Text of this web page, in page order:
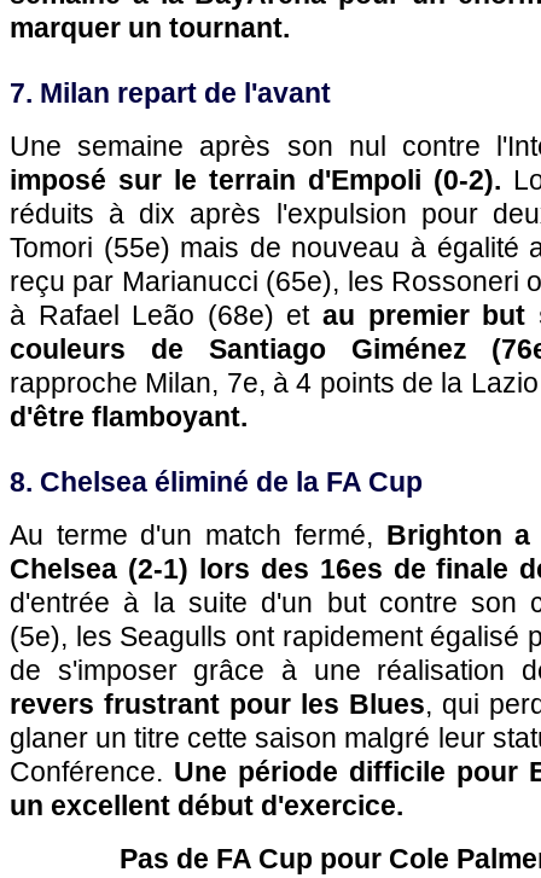
marquer un tournant.
7. Milan repart de l'avant
Une semaine après son nul contre
imposé sur le terrain d'Empoli (0-2).
réduits à dix après l'expulsion pour
Tomori (55e) mais de nouveau à égalité
reçu par Marianucci (65e), les Rossoneri
à Rafael Leão (68e) etau premier but
couleurs de Santiago Giménez
rapproche Milan, 7e, à 4 points de la
d'être flamboyant.
8. Chelsea éliminé de la FA Cup
Au terme d'un match fermé, Brighton
Chelsea (2-1) lors des 16es de finale
d'entrée à la suite d'un but contre son
(5e), les Seagulls ont rapidement égalisé
de s'imposer grâce à une réalisation
revers frustrant pour les Blues, qui
glaner un titre cette saison malgré leur
Conférence. Une période difficile pour
un excellent début d'exercice.
Pas de FA Cup pour Cole